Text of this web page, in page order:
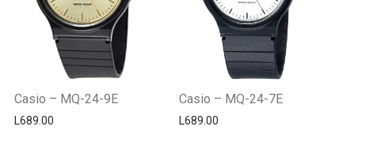
Casio – MQ-24-9E
L689.00
Casio – MQ-24-7E
L689.00
Centro Citizen
Typically replies within a day